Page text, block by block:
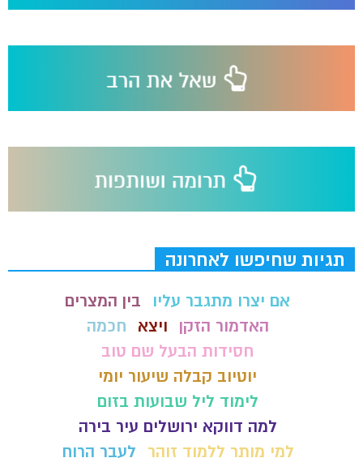
תגיות שחיפשו לאחרונה
אם יצרו מתגבר עליו
בין המצרים
האדמור הזקן
ויצא
חכמה
חסידות הבעל שם טוב
יוטיוב קבלה שיעור יומי
לימוד ליל שבועות בזום
למה דווקא ירושלים עיר בירה
למי מותר ללמוד זוהר
לעבר הרוח